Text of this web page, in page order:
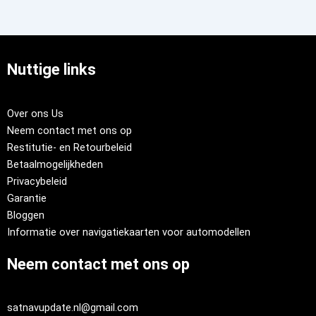
Nuttige links
Over ons Us
Neem contact met ons op
Restitutie- en Retourbeleid
Betaalmogelijkheden
Privacybeleid
Garantie
Bloggen
Informatie over navigatiekaarten voor automodellen
Neem contact met ons op
satnavupdate.nl@gmail.com